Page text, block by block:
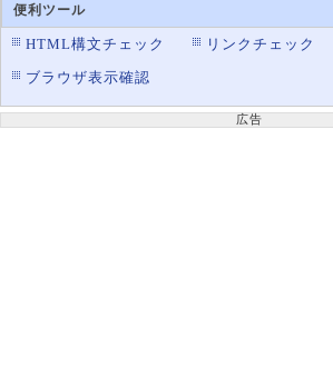
便利ツール
HTML構文チェック
リンクチェック
ブラウザ表示確認
広告